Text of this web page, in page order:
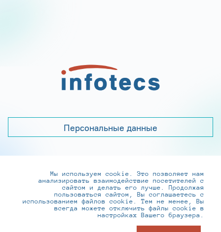
Персональные данные
+7 (495) 737-6192, 8-800-250-0-260
practice@infotecs.ru,hr@infotecs.ru
127273, г. Москва, Отрадная ул., 2Б строение 1
Мы используем cookie. Это позволяет нам
анализировать взаимодействие посетителей с
сайтом и делать его лучше. Продолжая
пользоваться сайтом, Вы соглашаетесь с
использованием файлов cookie. Тем не менее, Вы
всегда можете отключить файлы cookie в
настройках Вашего браузера.